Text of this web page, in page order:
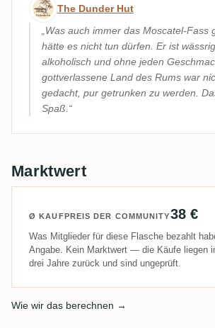
The Dunder Hut
Was auch immer das Moscatel-Fass
hätte es nicht tun dürfen. Er ist
alkoholisch und ohne jeden
gottverlassene Land des Rums war
gedacht, pur getrunken zu werden.
Spaß.
Marktwert
Ø KAUFPREIS DER COMMUNITY38 €
Was Mitglieder für diese Flasche bezahlt
Angabe. Kein Marktwert — die Käufe liegen
drei Jahre zurück und sind ungeprüft.
Wie wir das berechnen →